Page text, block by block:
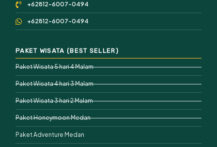
+62812-6007-0494
+62812-6007-0494
PAKET WISATA (BEST SELLER)
Paket Wisata 5 hari 4 Malam
Paket Wisata 4 hari 3 Malam
Paket Wisata 3 hari 2 Malam
Paket Honeymoon Medan
Paket Adventure Medan